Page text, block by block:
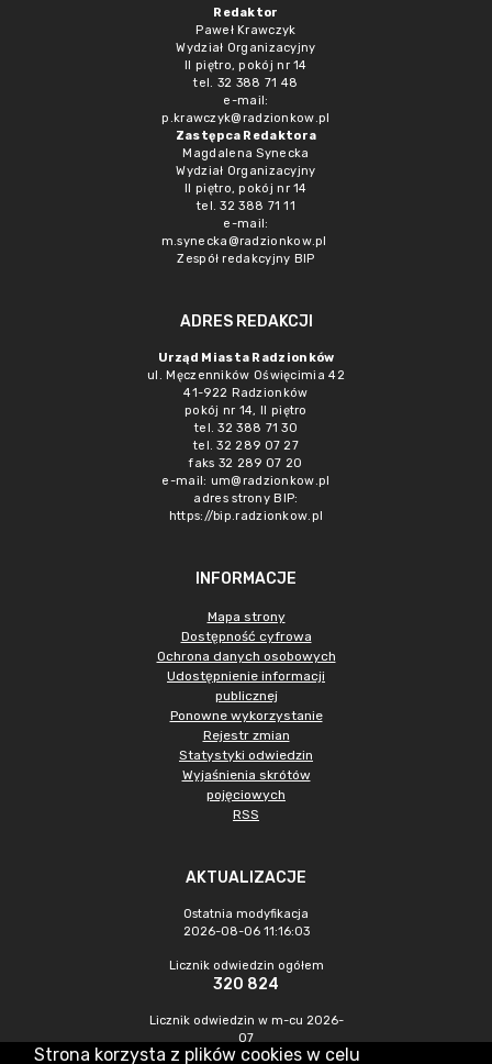
Redaktor
Paweł Krawczyk
Wydział Organizacyjny
II piętro, pokój nr 14
tel. 32 388 71 48
e-mail:
p.krawczyk@radzionkow.pl
Zastępca Redaktora
Magdalena Synecka
Wydział Organizacyjny
II piętro, pokój nr 14
tel. 32 388 71 11
e-mail:
m.synecka@radzionkow.pl
Zespół redakcyjny BIP
ADRES REDAKCJI
Urząd Miasta Radzionków
ul. Męczenników Oświęcimia 42
41-922 Radzionków
pokój nr 14, II piętro
tel. 32 388 71 30
tel. 32 289 07 27
faks 32 289 07 20
e-mail: um@radzionkow.pl
adres strony BIP:
https://bip.radzionkow.pl
INFORMACJE
Mapa strony
Dostępność cyfrowa
Ochrona danych osobowych
Udostępnienie informacji
publicznej
Ponowne wykorzystanie
Rejestr zmian
Statystyki odwiedzin
Wyjaśnienia skrótów
pojęciowych
RSS
AKTUALIZACJE
Ostatnia modyfikacja
2026-08-06 11:16:03
Licznik odwiedzin ogółem
320 824
Licznik odwiedzin w m-cu 2026-
07
883
Strona korzysta z plików cookies w celu